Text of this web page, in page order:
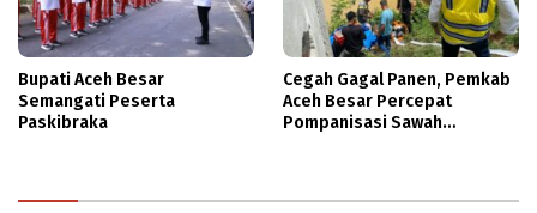
Bupati Aceh Besar
Semangati Peserta
Paskibraka
Cegah Gagal Panen, Pemkab
Aceh Besar Percepat
Pompanisasi Sawah